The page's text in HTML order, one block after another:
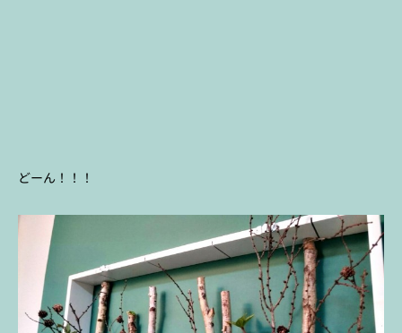
どーん！！！